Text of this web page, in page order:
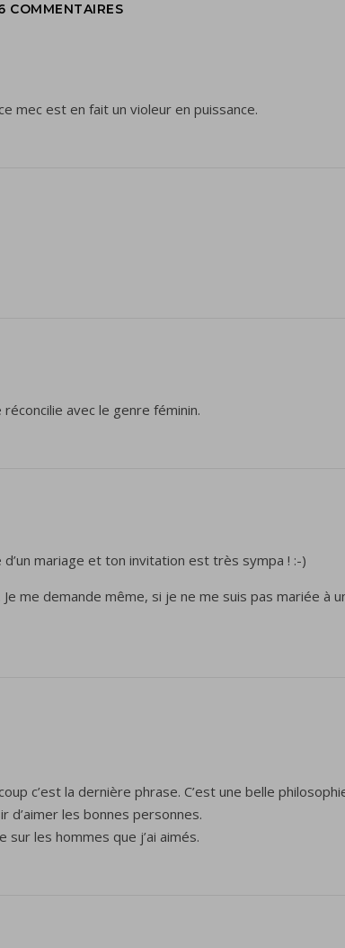
COMMENTAIRES
mec est en fait un violeur en puissance.
avec le genre féminin.
mariage et ton invitation est très sympa ! :-)
me demande même, si je ne me suis pas mariée à
c’est la dernière phrase. C’est une belle
d’aimer les bonnes personnes.
sur les hommes que j’ai aimés.